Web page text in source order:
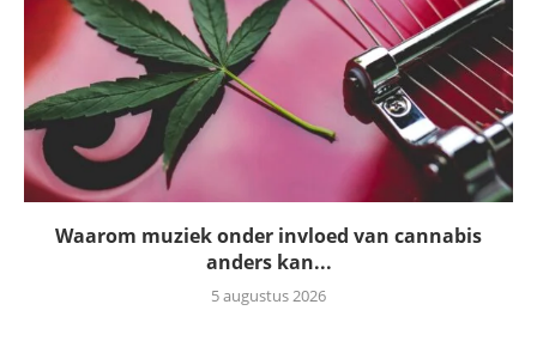
Waarom muziek onder invloed van cannabis
anders kan...
5 augustus 2026